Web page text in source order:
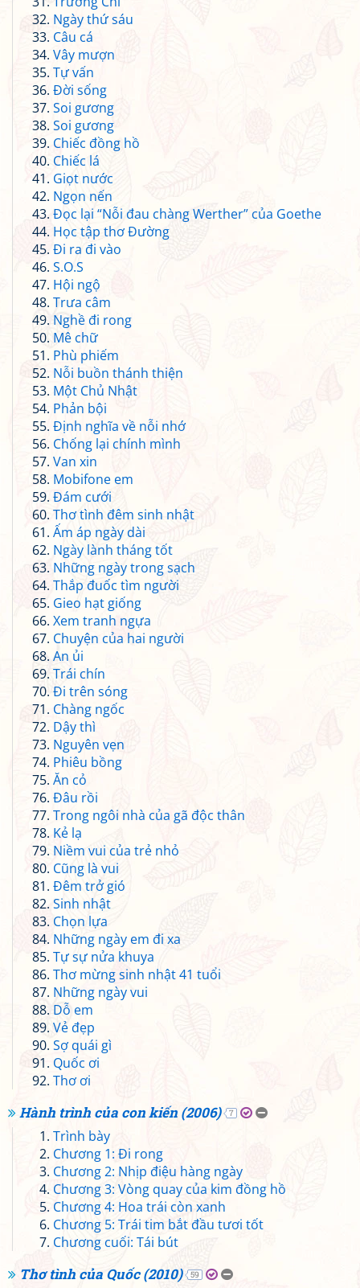
Ngày thứ sáu
Câu cá
Vây mượn
Tự vấn
Đời sống
Soi gương
Soi gương
Chiếc đồng hồ
Chiếc lá
Giọt nước
Ngọn nến
Đọc lại “Nỗi đau chàng Werther” của Goethe
Học tập thơ Đường
Đi ra đi vào
S.O.S
Hội ngộ
Trưa câm
Nghề đi rong
Mê chữ
Phù phiếm
Nỗi buồn thánh thiện
Một Chủ Nhật
Phản bội
Định nghĩa về nỗi nhớ
Chống lại chính mình
Van xin
Mobifone em
Đám cưới
Thơ tình đêm sinh nhật
Ấm áp ngày dài
Ngày lành tháng tốt
Những ngày trong sạch
Thắp đuốc tìm người
Gieo hạt giống
Xem tranh ngựa
Chuyện của hai người
An ủi
Trái chín
Đi trên sóng
Chàng ngốc
Dậy thì
Nguyên vẹn
Phiêu bồng
Ăn cỏ
Đâu rồi
Trong ngôi nhà của gã độc thân
Kẻ lạ
Niềm vui của trẻ nhỏ
Cũng là vui
Đêm trở gió
Sinh nhật
Chọn lựa
Những ngày em đi xa
Tự sự nửa khuya
Thơ mừng sinh nhật 41 tuổi
Những ngày vui
Dỗ em
Vẻ đẹp
Sợ quái gì
Quốc ơi
Thơ ơi
Hành trình của con kiến (2006) 7
Trình bày
Chương 1: Đi rong
Chương 2: Nhịp điệu hàng ngày
Chương 3: Vòng quay của kim đồng hồ
Chương 4: Hoa trái còn xanh
Chương 5: Trái tim bắt đầu tươi tốt
Chương cuối: Tái bút
Thơ tình của Quốc (2010) 59